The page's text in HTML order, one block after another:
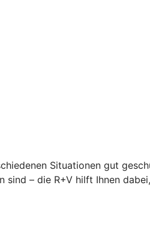
Situationen gut
– die R+V hilft Ihnen